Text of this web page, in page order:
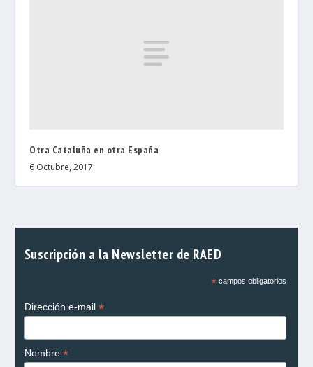
Otra Cataluña en otra España
6 Octubre, 2017
Suscripción a la Newsletter de RAED
*campos obligatorios
Dirección e-mail *
Nombre *